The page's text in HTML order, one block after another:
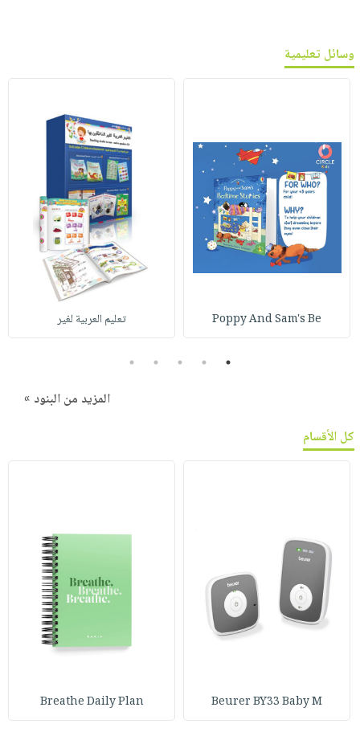
وسائل تعليمية
Poppy And Sam's Be تعليم العربية لغير
1
2
3
4
5
المزيد من البنود »
كل الأقسام
Beurer BY33 Baby M
Breathe Daily Plan